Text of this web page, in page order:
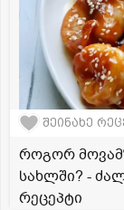
შეინახე
როგორ
სახლში? -
რეცეპტი